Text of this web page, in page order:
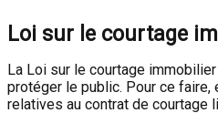
Loi sur le courtage
La Loi sur le courtage
protéger le public. Pour ce
relatives au contrat de courtage